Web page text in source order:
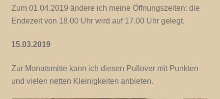
Zum 01.04.2019 ändere ich meine Öffnungszeiten: die
Endezeit von 18.00 Uhr wird auf 17.00 Uhr gelegt.
15.03.2019
Zur Monatsmitte kann ich diesen Pullover mit Punkten
und vielen netten Kleinigkeiten anbieten.